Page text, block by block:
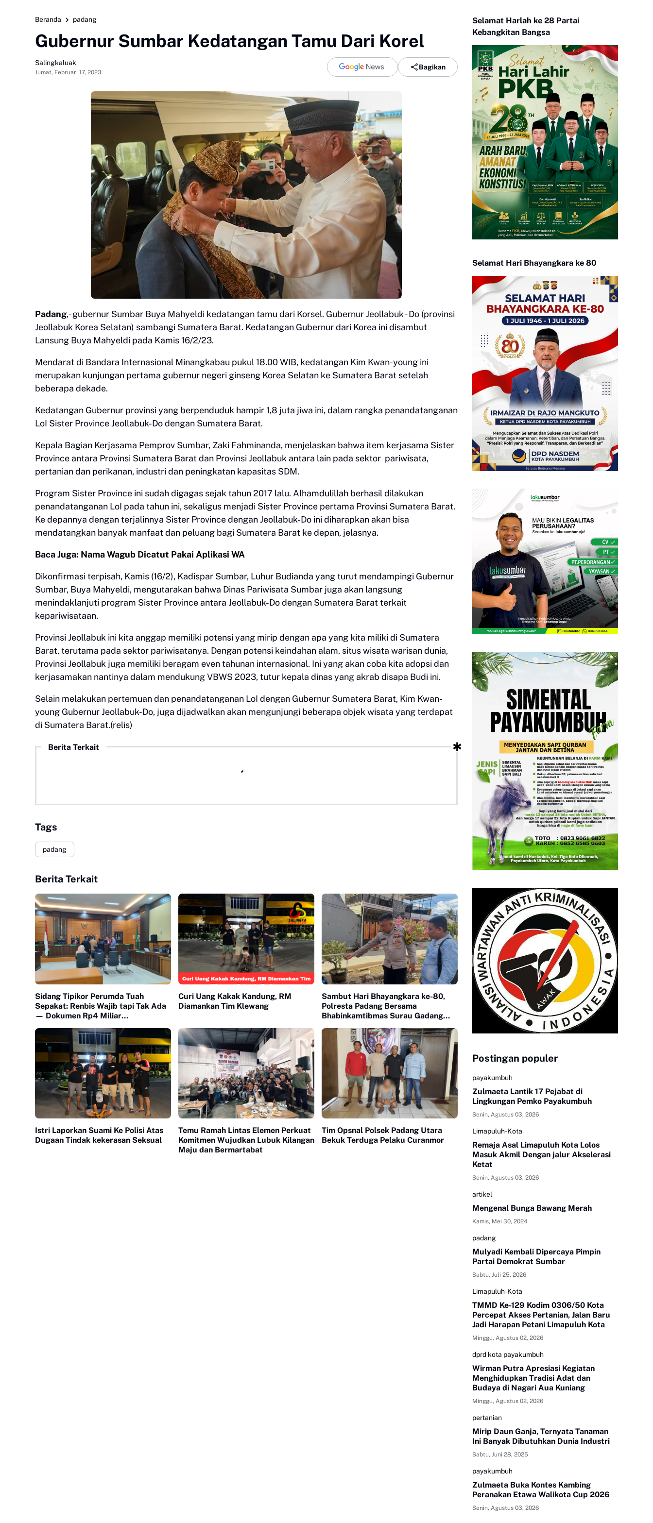
Beranda padang
Gubernur Sumbar Kedatangan Tamu Dari Korel
Salingkaluak
Jumat, Februari 17, 2023
Bagikan
Padang,- gubernur Sumbar Buya Mahyeldi kedatangan tamu dari Korsel. Gubernur Jeollabuk - Do (provinsi
Jeollabuk Korea Selatan) sambangi Sumatera Barat. Kedatangan Gubernur dari Korea ini disambut
Lansung Buya Mahyeldi pada Kamis 16/2/23.
Mendarat di Bandara Internasional Minangkabau pukul 18.00 WIB, kedatangan Kim Kwan-young ini
merupakan kunjungan pertama gubernur negeri ginseng Korea Selatan ke Sumatera Barat setelah
beberapa dekade.
Kedatangan Gubernur provinsi yang berpenduduk hampir 1,8 juta jiwa ini, dalam rangka penandatanganan
LoI Sister Province Jeollabuk-Do dengan Sumatera Barat.
Kepala Bagian Kerjasama Pemprov Sumbar, Zaki Fahminanda, menjelaskan bahwa item kerjasama Sister
Province antara Provinsi Sumatera Barat dan Provinsi Jeollabuk antara lain pada sektor pariwisata,
pertanian dan perikanan, industri dan peningkatan kapasitas SDM.
Program Sister Province ini sudah digagas sejak tahun 2017 lalu. Alhamdulillah berhasil dilakukan
penandatanganan LoI pada tahun ini, sekaligus menjadi Sister Province pertama Provinsi Sumatera Barat.
Ke depannya dengan terjalinnya Sister Province dengan Jeollabuk-Do ini diharapkan akan bisa
mendatangkan banyak manfaat dan peluang bagi Sumatera Barat ke depan, jelasnya.
Baca Juga: Nama Wagub Dicatut Pakai Aplikasi WA
Dikonfirmasi terpisah, Kamis (16/2), Kadispar Sumbar, Luhur Budianda yang turut mendampingi Gubernur
Sumbar, Buya Mahyeldi, mengutarakan bahwa Dinas Pariwisata Sumbar juga akan langsung
menindaklanjuti program Sister Province antara Jeollabuk-Do dengan Sumatera Barat terkait
kepariwisataan.
Provinsi Jeollabuk ini kita anggap memiliki potensi yang mirip dengan apa yang kita miliki di Sumatera
Barat, terutama pada sektor pariwisatanya. Dengan potensi keindahan alam, situs wisata warisan dunia,
Provinsi Jeollabuk juga memiliki beragam even tahunan internasional. Ini yang akan coba kita adopsi dan
kerjasamakan nantinya dalam mendukung VBWS 2023, tutur kepala dinas yang akrab disapa Budi ini.
Selain melakukan pertemuan dan penandatanganan LoI dengan Gubernur Sumatera Barat, Kim Kwan-
young Gubernur Jeollabuk-Do, juga dijadwalkan akan mengunjungi beberapa objek wisata yang terdapat
di Sumatera Barat.(relis)
Berita Terkait
Tags
padang
Berita Terkait
Sidang Tipikor Perumda Tuah
Sepakat: Renbis Wajib tapi Tak Ada
— Dokumen Rp4 Miliar
karena 'Biaya Transport'"
Curi Uang Kakak Kandung, RM
Diamankan Tim Klewang
Sambut Hari Bhayangkara ke-80,
Polresta Padang Bersama
Bhabinkamtibmas Surau Gadang
Terdampak Bencana
Istri Laporkan Suami Ke Polisi Atas
Dugaan Tindak kekerasan Seksual
Temu Ramah Lintas Elemen Perkuat
Komitmen Wujudkan Lubuk Kilangan
Maju dan Bermartabat
Tim Opsnal Polsek Padang Utara
Bekuk Terduga Pelaku Curanmor
Selamat Harlah ke 28 Partai
Kebangkitan Bangsa
Selamat Hari Bhayangkara ke 80
Postingan populer
payakumbuh
Zulmaeta Lantik 17 Pejabat di
Lingkungan Pemko Payakumbuh
Senin, Agustus 03, 2026
Limapuluh-Kota
Remaja Asal Limapuluh Kota Lolos
Masuk Akmil Dengan jalur Akselerasi
Ketat
Senin, Agustus 03, 2026
artikel
Mengenal Bunga Bawang Merah
Kamis, Mei 30, 2024
padang
Mulyadi Kembali Dipercaya Pimpin
Partai Demokrat Sumbar
Sabtu, Juli 25, 2026
Limapuluh-Kota
TMMD Ke-129 Kodim 0306/50 Kota
Percepat Akses Pertanian, Jalan Baru
Jadi Harapan Petani Limapuluh Kota
Minggu, Agustus 02, 2026
dprd kota payakumbuh
Wirman Putra Apresiasi Kegiatan
Menghidupkan Tradisi Adat dan
Budaya di Nagari Aua Kuniang
Minggu, Agustus 02, 2026
pertanian
Mirip Daun Ganja, Ternyata Tanaman
Ini Banyak Dibutuhkan Dunia Industri
Sabtu, Juni 28, 2025
payakumbuh
Zulmaeta Buka Kontes Kambing
Peranakan Etawa Walikota Cup 2026
Senin, Agustus 03, 2026